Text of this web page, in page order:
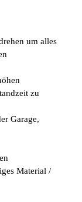
um alles
zu
Garage,
Material /